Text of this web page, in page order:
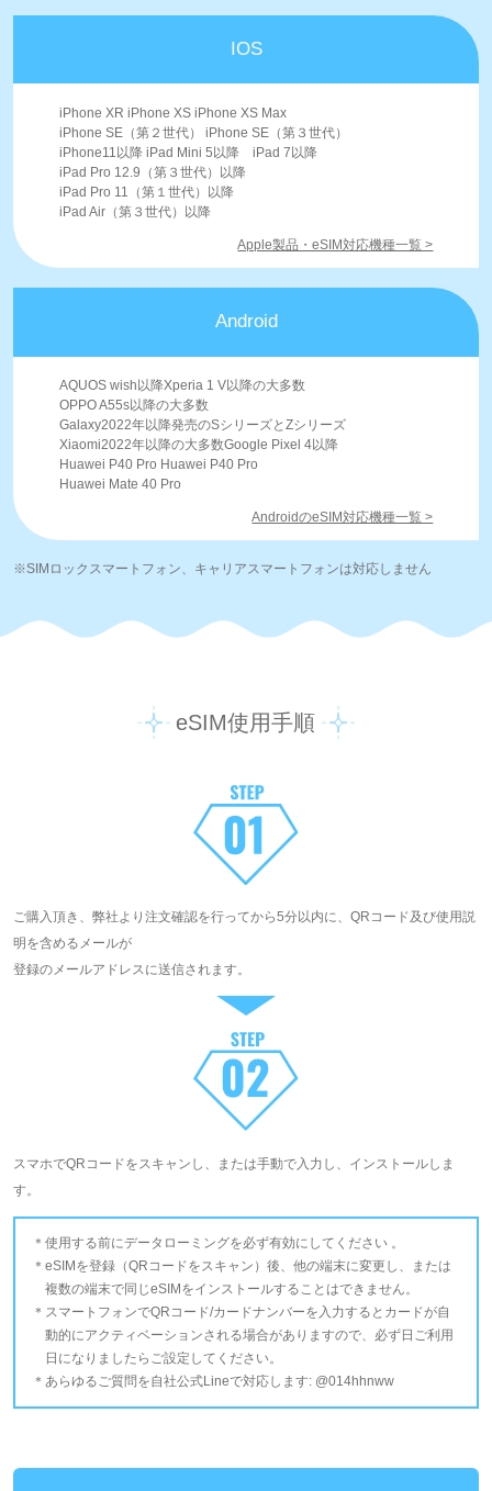
IOS
iPhone XR iPhone XS iPhone XS Max
iPhone SE（第２世代） iPhone SE（第３世代）
iPhone11以降 iPad Mini 5以降 iPad 7以降
iPad Pro 12.9（第３世代）以降
iPad Pro 11（第１世代）以降
iPad Air（第３世代）以降
Apple製品・eSIM対応機種一覧 >
Android
AQUOS wish以降Xperia 1 V以降の大多数
OPPO A55s以降の大多数
Galaxy2022年以降発売のSシリーズとZシリーズ
Xiaomi2022年以降の大多数Google Pixel 4以降
Huawei P40 Pro Huawei P40 Pro
Huawei Mate 40 Pro
AndroidのeSIM対応機種一覧 >
※SIMロックスマートフォン、キャリアスマートフォンは対応しません
eSIM使用手順
ご購入頂き、弊社より注文確認を行ってから5分以内に、QRコード及び使用説
明を含めるメールが
登録のメールアドレスに送信されます。
スマホでQRコードをスキャンし、または手動で入力し、インストールしま
す。
使用する前にデータローミングを必ず有効にしてください 。
eSIMを登録（QRコードをスキャン）後、他の端末に変更し、または
複数の端末で同じeSIMをインストールすることはできません。
スマートフォンでQRコード/カードナンバーを入力するとカードが自
動的にアクティベーションされる場合がありますので、必ず日ご利用
日になりましたらご設定してください。
あらゆるご質問を自社公式Lineで対応します: @014hhnww